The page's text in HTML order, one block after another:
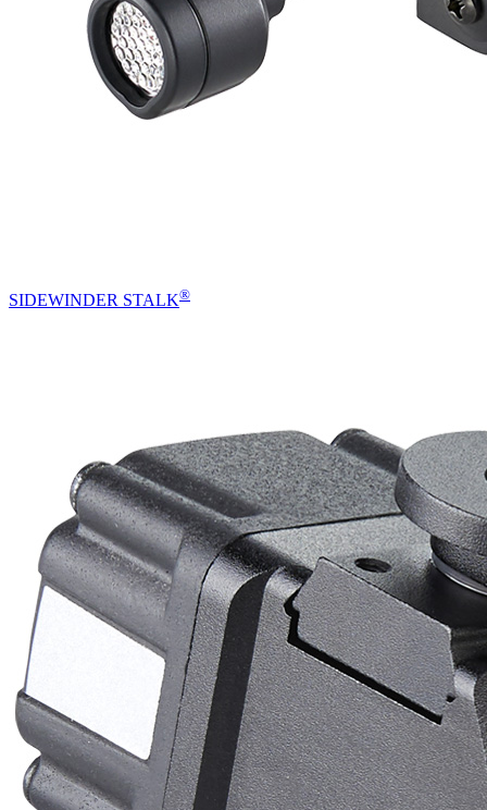
SIDEWINDER STALK®